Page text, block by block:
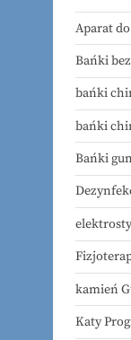
Aparat
Bańki
bańki
bańki
Bańki
kamień
Katy